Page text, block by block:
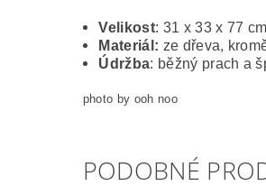
Velikost: 31 x 33 x 77 cm
Materiál: ze dřeva,
Údržba: běžný prach a
photo by ooh noo
PODOBNÉ